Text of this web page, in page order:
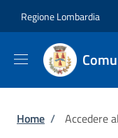
Regione Lombardia
Briciole di
Home / Accedere